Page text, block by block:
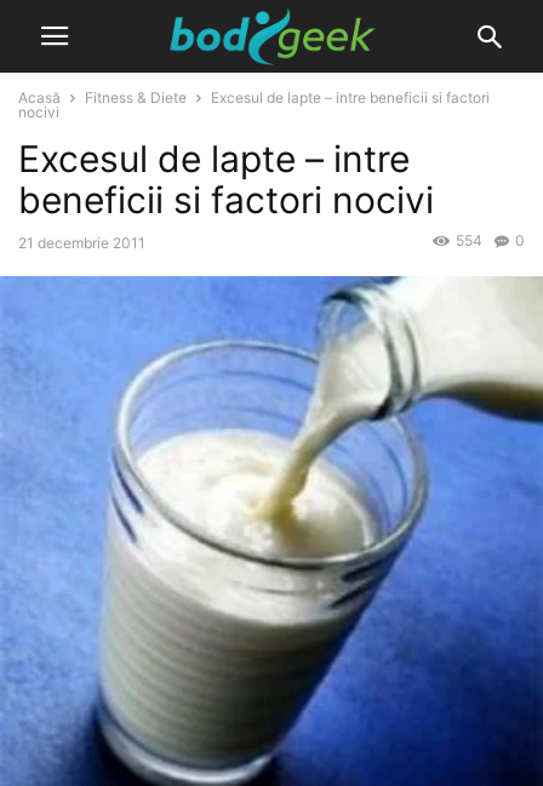
Acasă Fitness & Diete
Excesul de lapte – intre beneficii si factori
nocivi
Excesul de lapte – intre
beneficii si factori nocivi
21 decembrie 2011 0
554